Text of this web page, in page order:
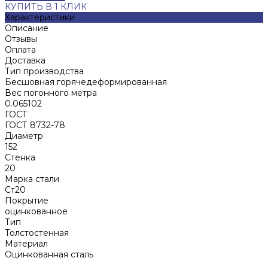
КУПИТЬ В 1 КЛИК
Характеристики
Описание
Отзывы
Оплата
Доставка
Тип производства
Бесшовная горячедеформированная
Вес погонного метра
0.065102
ГОСТ
ГОСТ 8732-78
Диаметр
152
Стенка
20
Марка стали
Ст20
Покрытие
оцинкованное
Тип
Толстостенная
Материал
Оцинкованная сталь